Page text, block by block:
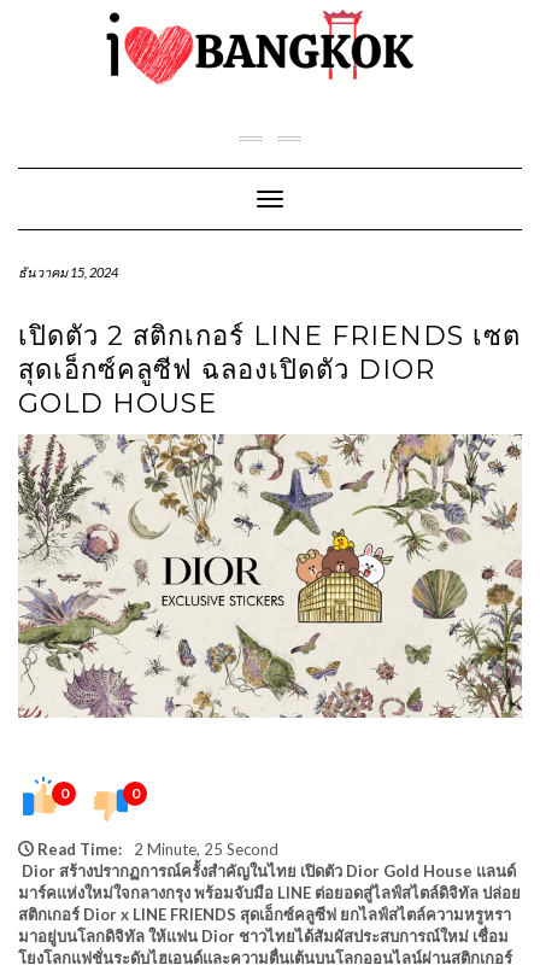
Toggle Navigation
ธันวาคม 15, 2024
เปิดตัว 2 สติกเกอร์ LINE FRIENDS เซต
สุดเอ็กซ์คลูซีฟ ฉลองเปิดตัว DIOR
GOLD HOUSE
0 0
Read Time:
2 Minute, 25 Second
Dior สร้างปรากฏการณ์ครั้งสำคัญในไทย เปิดตัว Dior Gold House แลนด์
มาร์คแห่งใหม่ใจกลางกรุง พร้อมจับมือ LINE ต่อยอดสู่ไลฟ์สไตล์ดิจิทัล ปล่อย
สติกเกอร์ Dior x LINE FRIENDS สุดเอ็กซ์คลูซีฟ ยกไลฟ์สไตล์ความหรูหรา
มาอยู่บนโลกดิจิทัล ให้แฟน Dior ชาวไทยได้สัมผัสประสบการณ์ใหม่ เชื่อม
โยงโลกแฟชั่นระดับไฮเอนด์และความตื่นเต้นบนโลกออนไลน์ผ่านสติกเกอร์